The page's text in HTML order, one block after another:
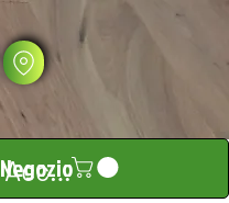
Negozio
Accedi